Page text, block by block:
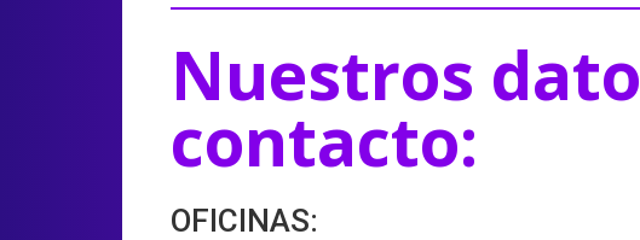
Nuestros
contacto:
OFICINAS: